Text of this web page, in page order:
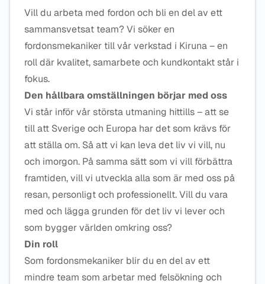
Vill du arbeta med fordon och bli en del av ett
sammansvetsat team? Vi söker en
fordonsmekaniker till vår verkstad i Kiruna – en
roll där kvalitet, samarbete och kundkontakt står i
fokus.
Den hållbara omställningen börjar med oss
Vi står inför vår största utmaning hittills – att se
till att Sverige och Europa har det som krävs för
att ställa om. Så att vi kan leva det liv vi vill, nu
och imorgon. På samma sätt som vi vill förbättra
framtiden, vill vi utveckla alla som är med oss på
resan, personligt och professionellt. Vill du vara
med och lägga grunden för det liv vi lever och
som bygger världen omkring oss?
Din roll
Som fordonsmekaniker blir du en del av ett
mindre team som arbetar med felsökning och